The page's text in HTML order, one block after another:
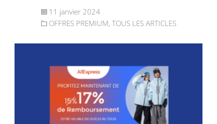
11 janvier 2024
OFFRES PREMIUM, TOUS LES ARTICLES